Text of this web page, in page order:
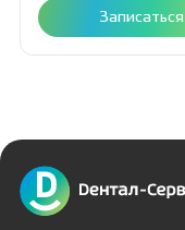
Записаться